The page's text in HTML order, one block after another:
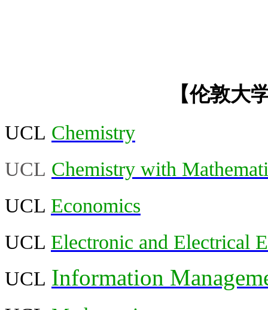
【伦敦大
UCL Chemistry
UCL Chemistry with
UCL Economics
UCL Electronic and Electrical
UCL Information